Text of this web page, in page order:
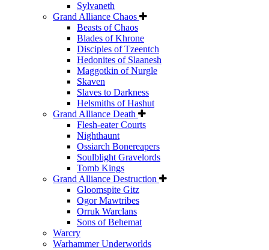
Sylvaneth
Grand Alliance Chaos
Beasts of Chaos
Blades of Khrone
Disciples of Tzeentch
Hedonites of Slaanesh
Maggotkin of Nurgle
Skaven
Slaves to Darkness
Helsmiths of Hashut
Grand Alliance Death
Flesh-eater Courts
Nighthaunt
Ossiarch Bonereapers
Soulblight Gravelords
Tomb Kings
Grand Alliance Destruction
Gloomspite Gitz
Ogor Mawtribes
Orruk Warclans
Sons of Behemat
Warcry
Warhammer Underworlds